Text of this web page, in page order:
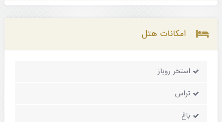
امکانات هتل
استخر روباز
تراس
باغ